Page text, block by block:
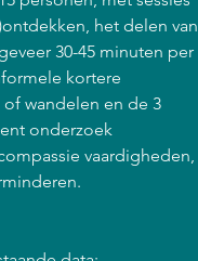
het delen van
30-45 minuten per
kortere
wandelen en de 3
onderzoek
vaardigheden,